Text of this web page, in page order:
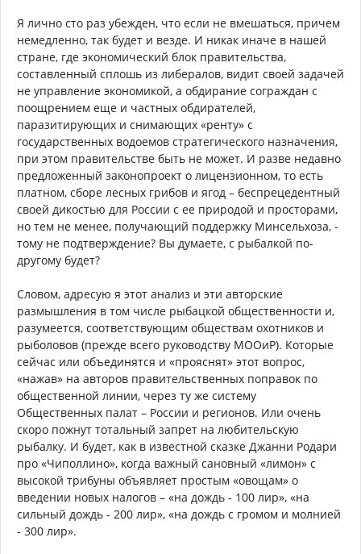
Я лично сто раз убежден, что если не вмешаться, причем
немедленно, так будет и везде. И никак иначе в нашей
стране, где экономический блок правительства,
составленный сплошь из либералов, видит своей задачей
не управление экономикой, а обдирание сограждан с
поощрением еще и частных обдирателей,
паразитирующих и снимающих «ренту» с
государственных водоемов стратегического назначения,
при этом правительстве быть не может. И разве недавно
предложенный законопроект о лицензионном, то есть
платном, сборе лесных грибов и ягод – беспрецедентный
своей дикостью для России с ее природой и просторами,
но тем не менее, получающий поддержку Минсельхоза, -
тому не подтверждение? Вы думаете, с рыбалкой по-
другому будет?
Словом, адресую я этот анализ и эти авторские
размышления в том числе рыбацкой общественности и,
разумеется, соответствующим обществам охотников и
рыболовов (прежде всего руководству МООиР). Которые
сейчас или объединятся и «прояснят» этот вопрос,
«нажав» на авторов правительственных поправок по
общественной линии, через ту же систему
Общественных палат – России и регионов. Или очень
скоро пожнут тотальный запрет на любительскую
рыбалку. И будет, как в известной сказке Джанни Родари
про «Чиполлино», когда важный сановный «лимон» с
высокой трибуны объявляет простым «овощам» о
введении новых налогов – «на дождь - 100 лир», «на
сильный дождь - 200 лир», «на дождь с громом и молнией
- 300 лир».